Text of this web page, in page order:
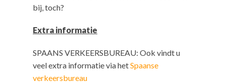
bij, toch?
Extra informatie
SPAANS VERKEERSBUREAU: Ook vindt u
veel extra informatie via hetSpaanse
verkeersbureau